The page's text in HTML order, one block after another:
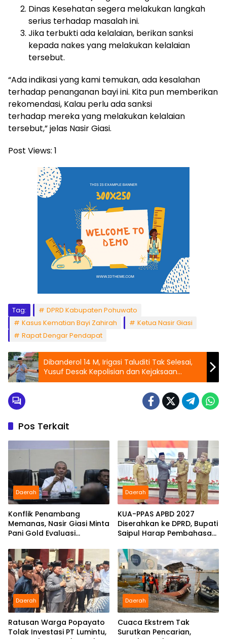
Dinas Kesehatan segera melakukan langkah
serius terhadap masalah ini.
Jika terbukti ada kelalaian, berikan sanksi
kepada nakes yang melakukan kelalaian
tersebut.
“Ada indikasi yang kami temukan, ada kesalahan
terhadap penanganan bayi ini. Kita pun memberikan
rekomendasi, Kalau perlu ada sanksi
terhadap mereka yang melakukan kelalaian
tersebut,” jelas Nasir Giasi.
Post Views: 1
Tag:
DPRD Kabupaten Pohuwato
Kasus Kematian Bayi Zahirah
Ketua Nasir Giasi
Rapat Dengar Pendapat
Dibanderol 14 M, Irigasi Taluditi Tak Selesai,
Yusuf Desak Kepolisian dan Kejaksaan
Lakukan Penyelidikan
Pos Terkait
Daerah
Konflik Penambang
Memanas, Nasir Giasi Minta
Pani Gold Evaluasi
Daerah
KUA-PPAS APBD 2027
Diserahkan ke DPRD, Bupati
Saipul Harap Pembahasan
Daerah
Ratusan Warga Popayato
Tolak Investasi PT Lumintu,
Daerah
Cuaca Ekstrem Tak
Surutkan Pencarian,